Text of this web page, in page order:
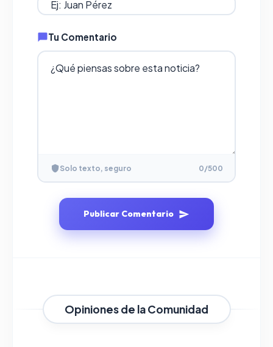
Tu Comentario
Solo texto, seguro 0/500
Publicar Comentario
Opiniones de la Comunidad